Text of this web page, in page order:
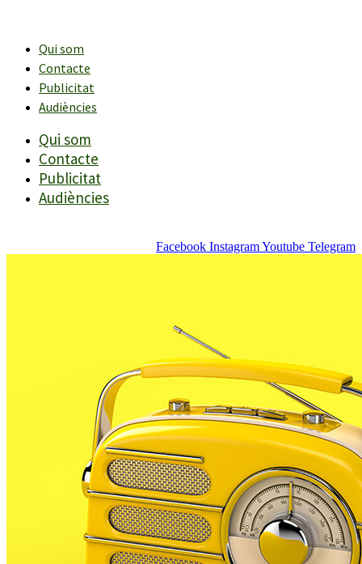
contingutQui som
Contacte
Publicitat
Audiències
Qui som
Contacte
Publicitat
Audiències
Facebook InstagramYoutube Telegram